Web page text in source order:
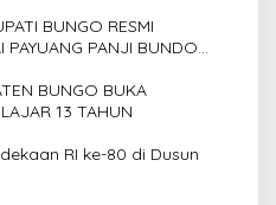
BUNGO RESMI
PAYUANG PANJI BUNDO
BUNGO BUKA
13 TAHUN
RI ke-80 di Dusun